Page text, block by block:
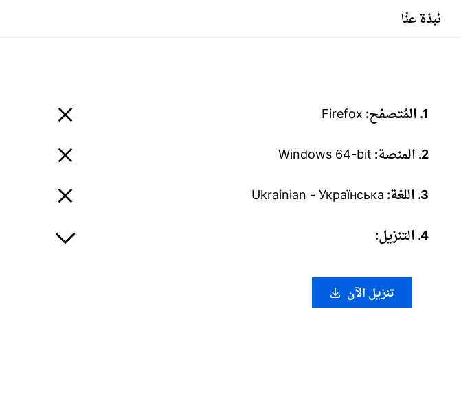
نبذة عنّا
1. المُتصفح: Firefox
2. المنصة: Windows 64-bit
3. اللغة: Ukrainian - Українська
4. التنزيل:
تنزيل الآن